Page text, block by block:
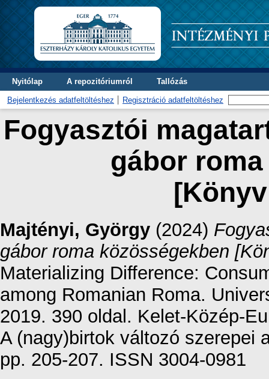
Nyitólap A repozitóriumról Tallózás
Bejelentkezés adatfeltöltéshez Regisztráció adatfeltöltéshez
Fogyasztói
gábor
Majtényi, György (2024)
gábor roma közösségekben
Materializing Difference:
among Romanian Roma.
2019. 390 oldal. Kelet-Közép-
A (nagy)birtok változó szerepei
pp. 205-207. ISSN 3004-0981